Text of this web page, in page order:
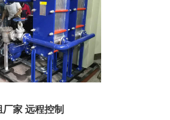
家 远程控制